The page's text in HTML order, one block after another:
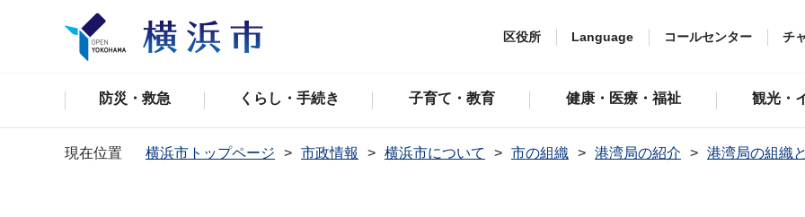
区役所 Language コールセンター チ
防災・救急 くらし・手続き 子育て・教育 健康・医療・福祉 観光・
現在位置 横浜市トップページ 市政情報 横浜市について 市の組織 港湾局の紹介 港湾局の組織